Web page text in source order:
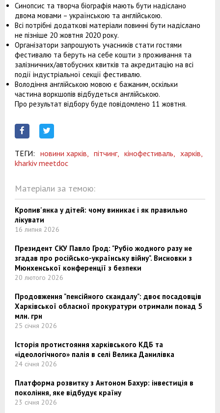
Синопсис та творча біографія мають бути надіслано
двома мовами – українською та англійською.
Всі потрібні додаткові матеріали повинні бути надіслано
не пізніше 20 жовтня 2020 року.
Організатори запрошують учасників стати гостями
фестивалю та беруть на себе кошти з проживання та
залізничних/автобусних квитків та акредитацію на всі
події індустріальної секції фестивалю.
Володіння англійською мовою є бажаним, оскільки
частина воркшопів відбудеться англійською.
Про результат відбору буде повідомлено 11 жовтня.
ТЕГИ: новини харків, пітчинг, кінофестиваль,
харків,
kharkiv meetdoc
Матеріали за темою:
Кропив'янка у дітей: чому виникає і як правильно
лікувати
16 липня 2026
Президент СКУ Павло Грод: "Рубіо жодного разу не
згадав про російсько-українську війну". Висновки з
Мюнхенської конференції з безпеки
20 лютого 2026
Продовження "пенсійного скандалу": двоє посадовців
Харківської обласної прокуратури отримали понад 5
млн. грн
25 січня 2026
Історія протистояння харківського КДБ та
«ідеологічного» палія в селі Велика Данилівка
24 січня 2026
Платформа розвитку з Антоном Бахур: інвестиція в
покоління, яке відбудує країну
23 січня 2026